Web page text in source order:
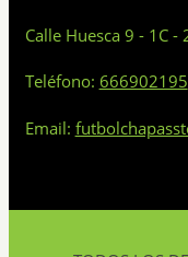
Calle Huesca 9 - 1C
Teléfono: 666902195
Email: